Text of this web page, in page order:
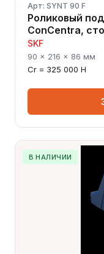
Арт: SYNT 90 F
Роликовый
ConCentra,
SKF
90 × 216 × 86 мм
Cr = 325 000 Н
В НАЛИЧИИ